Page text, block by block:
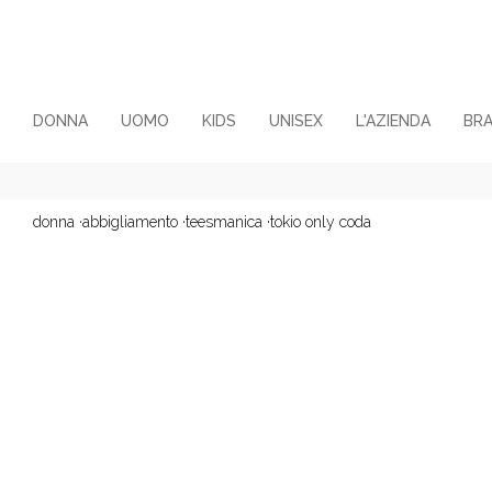
DONNA UOMO KIDS UNISEX L'AZIENDA
donna ·abbigliamento ·teesmanica ·tokio only coda